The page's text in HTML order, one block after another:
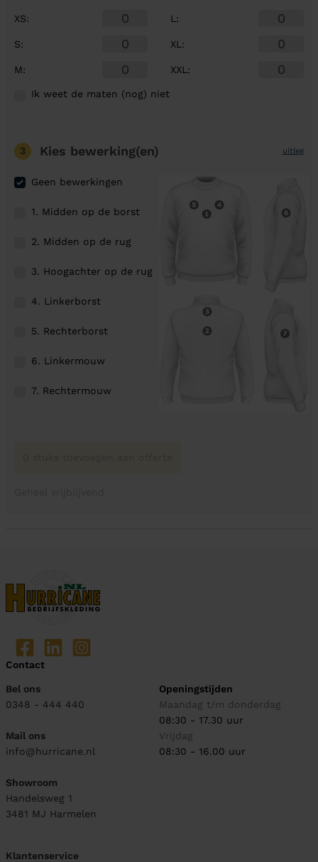
XS:
S:
M:
L :
XL :
XXL :
Ik weet de maten (nog) niet
3 Kies bewerking(en) uitleg
Geen bewerkingen
1. Midden op de borst
2. Midden op de rug
3. Hoogachter op de rug
4. Linkerborst
5. Rechterborst
6. Linkermouw
7. Rechtermouw
Contact
Bel ons
0348 - 444 440
Mail ons
info@hurricane.nl
Showroom
Handelsweg 1
3481 MJ Harmelen
Openingstijden
Maandag t/m donderdag
08:30 - 17.30 uur
Vrijdag
08:30 - 16.00 uur
Klantenservice